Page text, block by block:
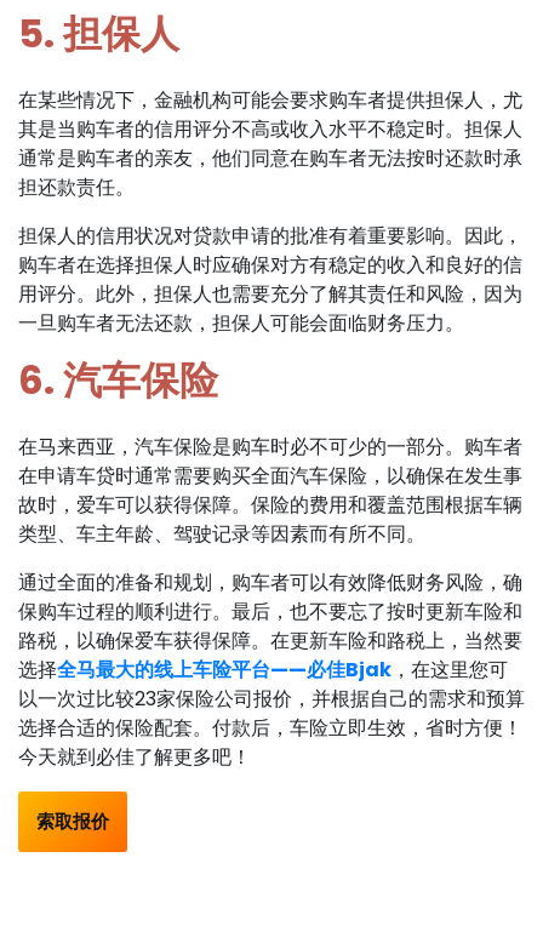
5. 担保人
在某些情况下，金融机构可能会要求购车者提供担保人，尤
其是当购车者的信用评分不高或收入水平不稳定时。担保人
通常是购车者的亲友，他们同意在购车者无法按时还款时承
担还款责任。
担保人的信用状况对贷款申请的批准有着重要影响。因此，
购车者在选择担保人时应确保对方有稳定的收入和良好的信
用评分。此外，担保人也需要充分了解其责任和风险，因为
一旦购车者无法还款，担保人可能会面临财务压力。
6. 汽车保险
在马来西亚，汽车保险是购车时必不可少的一部分。购车者
在申请车贷时通常需要购买全面汽车保险，以确保在发生事
故时，爱车可以获得保障。保险的费用和覆盖范围根据车辆
类型、车主年龄、驾驶记录等因素而有所不同。
通过全面的准备和规划，购车者可以有效降低财务风险，确
保购车过程的顺利进行。最后，也不要忘了按时更新车险和
路税，以确保爱车获得保障。在更新车险和路税上，当然要
选择全马最大的线上车险平台——必佳Bjak ，在这里您可
以一次过比较23家保险公司报价，并根据自己的需求和预算
选择合适的保险配套。付款后，车险立即生效，省时方便！
今天就到必佳了解更多吧！
索取报价